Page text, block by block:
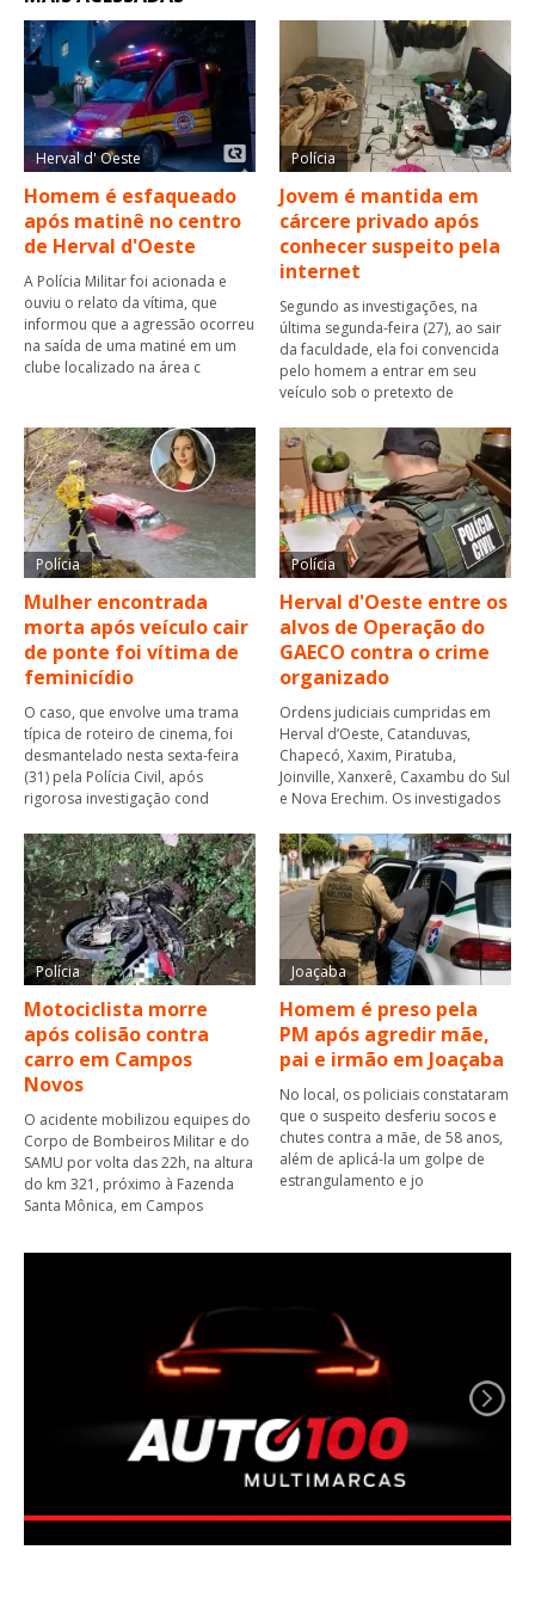
Herval d' Oeste
Homem é esfaqueado
após matinê no centro
de Herval d'Oeste
A Polícia Militar foi acionada e
ouviu o relato da vítima, que
informou que a agressão ocorreu
na saída de uma matiné em um
clube localizado na área c
Polícia
Jovem é mantida em
cárcere privado após
conhecer suspeito pela
internet
Segundo as investigações, na
última segunda-feira (27), ao sair
da faculdade, ela foi convencida
pelo homem a entrar em seu
veículo sob o pretexto de
Polícia
Mulher encontrada
morta após veículo cair
de ponte foi vítima de
feminicídio
O caso, que envolve uma trama
típica de roteiro de cinema, foi
desmantelado nesta sexta-feira
(31) pela Polícia Civil, após
rigorosa investigação cond
Polícia
Herval d'Oeste entre os
alvos de Operação do
GAECO contra o crime
organizado
Ordens judiciais cumpridas em
Herval d’Oeste, Catanduvas,
Chapecó, Xaxim, Piratuba,
Joinville, Xanxerê, Caxambu do Sul
e Nova Erechim. Os investigados
Polícia
Motociclista morre
após colisão contra
carro em Campos
Novos
O acidente mobilizou equipes do
Corpo de Bombeiros Militar e do
SAMU por volta das 22h, na altura
do km 321, próximo à Fazenda
Santa Mônica, em Campos
Joaçaba
Homem é preso pela
PM após agredir mãe,
pai e irmão em Joaçaba
No local, os policiais constataram
que o suspeito desferiu socos e
chutes contra a mãe, de 58 anos,
além de aplicá-la um golpe de
estrangulamento e jo